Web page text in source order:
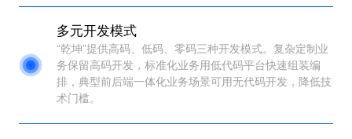
多元开发模式
“乾坤”提供高码、低码、零码三种开发模式。复杂定制业
务保留高码开发，标准化业务用低代码平台快速组装编
排，典型前后端一体化业务场景可用无代码开发，降低技
术门槛。